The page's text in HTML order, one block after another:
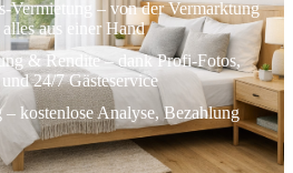
Vermietung – von der Vermarktung
aus einer Hand
& Rendite – dank Profi-Fotos,
24/7 Gästeservice
kostenlose Analyse, Bezahlung